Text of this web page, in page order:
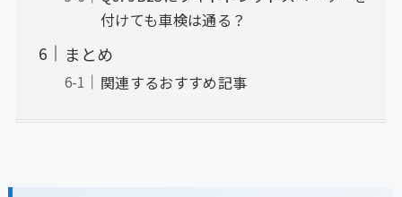
付けても車検は通る？
まとめ
関連するおすすめ記事